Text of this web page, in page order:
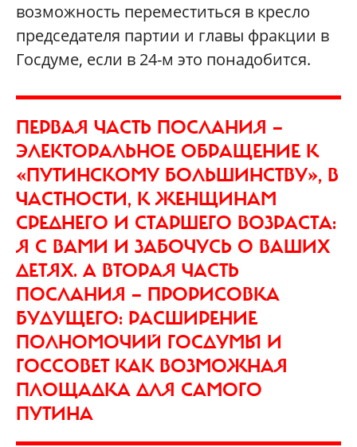
возможность переместиться в кресло
председателя партии и главы фракции в
Госдуме, если в 24-м это понадобится.
ПЕРВАЯ ЧАСТЬ ПОСЛАНИЯ —
ЭЛЕКТОРАЛЬНОЕ ОБРАЩЕНИЕ К
«ПУТИНСКОМУ БОЛЬШИНСТВУ», В
ЧАСТНОСТИ, К ЖЕНЩИНАМ
СРЕДНЕГО И СТАРШЕГО ВОЗРАСТА:
Я С ВАМИ И ЗАБОЧУСЬ О ВАШИХ
ДЕТЯХ. А ВТОРАЯ ЧАСТЬ
ПОСЛАНИЯ — ПРОРИСОВКА
БУДУЩЕГО: РАСШИРЕНИЕ
ПОЛНОМОЧИЙ ГОСДУМЫ И
ГОССОВЕТ КАК ВОЗМОЖНАЯ
ПЛОЩАДКА ДЛЯ САМОГО
ПУТИНА